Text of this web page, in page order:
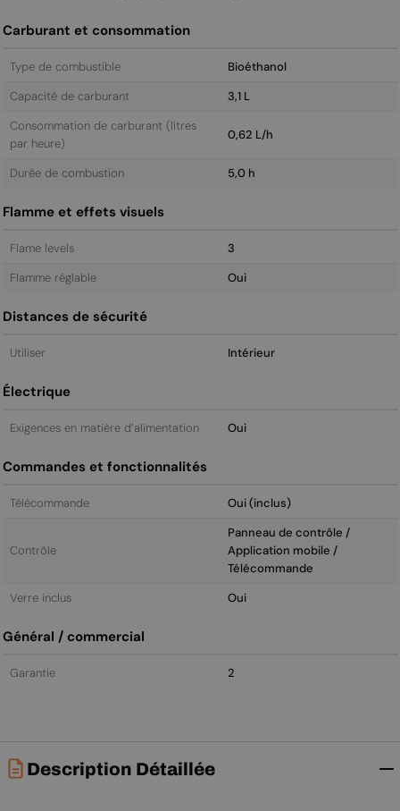
Carburant et consommation
Type de combustible
Bioéthanol
Capacité de carburant
3,1 L
Consommation de carburant (litres
par heure)
0,62 L/h
Durée de combustion 5,0 h
Flamme et effets visuels
Flame levels
3
Flamme réglable
Oui
Distances de sécurité
Utiliser Intérieur
Électrique
Exigences en matière d’alimentation Oui
Commandes et fonctionnalités
Télécommande Oui (inclus)
Contrôle
Panneau de contrôle /
Application mobile /
Télécommande
Verre inclus
Oui
Général / commercial
Garantie 2
Description Détaillée